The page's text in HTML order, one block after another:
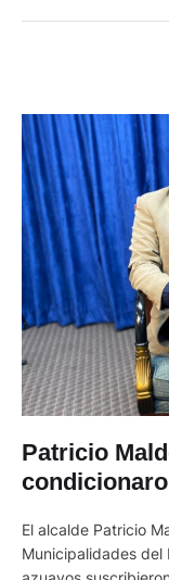
Patricio
El alcalde Patricio
Municipalidades del